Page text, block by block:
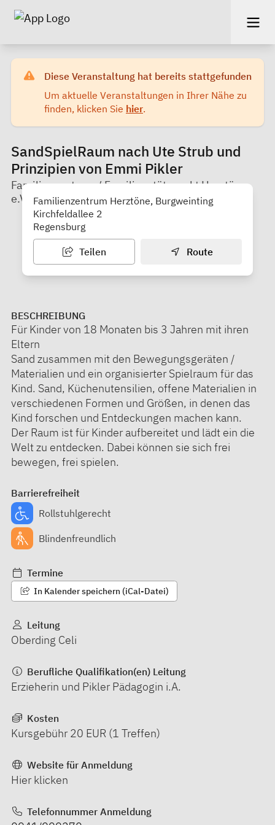
Diese Veranstaltung hat bereits stattgefunden
Um aktuelle Veranstaltungen in Ihrer Nähe zu
finden, klicken Sie hier.
SandSpielRaum nach Ute Strub und
Prinzipien von Emmi Pikler
Familienzentrum / Familienstützpunkt Herztöne
e.V.
Familienzentrum Herztöne, Burgweinting
Kirchfeldallee 2
Regensburg
Teilen Route
BESCHREIBUNG
Für Kinder von 18 Monaten bis 3 Jahren mit ihren
Eltern
Sand zusammen mit den Bewegungsgeräten /
Materialien und ein organisierter Spielraum für das
Kind. Sand, Küchenutensilien, offene Materialien in
verschiedenen Formen und Größen, in denen das
Kind forschen und Entdeckungen machen kann.
Der Raum ist für Kinder aufbereitet und lädt ein die
Welt zu entdecken. Dabei können sie sich frei
bewegen, frei spielen.
Barrierefreiheit
Rollstuhlgerecht
Blindenfreundlich
Termine
In Kalender speichern (iCal-Datei)
Leitung
Oberding Celi
Berufliche Qualifikation(en) Leitung
Erzieherin und Pikler Pädagogin i.A.
Kosten
Kursgebühr 20 EUR (1 Treffen)
Website für Anmeldung
Hier klicken
Telefonnummer Anmeldung